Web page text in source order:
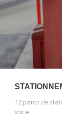
12 parcs de
voirie.